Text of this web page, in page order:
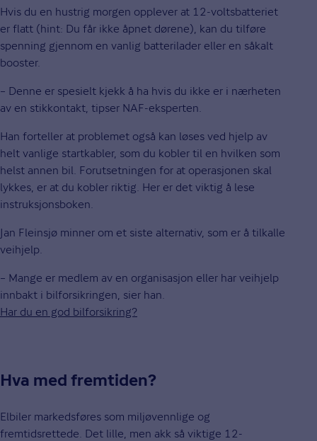
Hvis du en hustrig morgen opplever at 12-voltsbatteriet
er flatt (hint: Du får ikke åpnet dørene), kan du tilføre
spenning gjennom en vanlig batterilader eller en såkalt
booster.
– Denne er spesielt kjekk å ha hvis du ikke er i nærheten
av en stikkontakt, tipser NAF-eksperten.
Han forteller at problemet også kan løses ved hjelp av
helt vanlige startkabler, som du kobler til en hvilken som
helst annen bil. Forutsetningen for at operasjonen skal
lykkes, er at du kobler riktig. Her er det viktig å lese
instruksjonsboken.
Jan Fleinsjø minner om et siste alternativ, som er å tilkalle
veihjelp.
– Mange er medlem av en organisasjon eller har veihjelp
innbakt i bilforsikringen, sier han.
Har du en god bilforsikring?
Hva med fremtiden?
Elbiler markedsføres som miljøvennlige og
fremtidsrettede. Det lille, men akk så viktige 12-